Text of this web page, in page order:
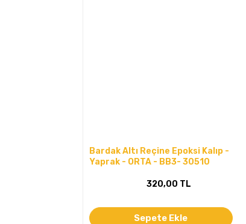
Bardak Altı Reçine Epoksi Kalıp -
Yaprak - ORTA - BB3- 30510
320,00 TL
Sepete Ekle